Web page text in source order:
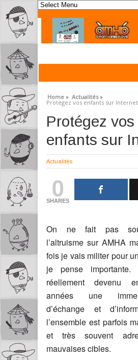
Home » Actualités »
Protégez vos enfants sur Internet
Protégez vos
enfants sur
Actualités
0
SHARES
On ne fait pas
l’altruisme sur AMHA
fois je vais militer pour
je pense importante.
réellement devenu
années une
d’échange et
l’ensemble est parfois
et très souvent
mauvaises cibles.